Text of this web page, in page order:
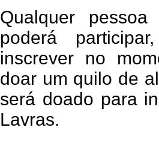
Qualquer
poderá
inscrever no
doar um quilo de
será doado para
Lavras.